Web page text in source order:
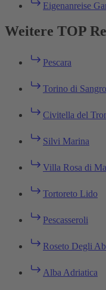
Eigenanreise
Weitere TOP
Pescara
Torino di
Civitella del
Silvi Marina
Villa Rosa di
Tortoreto Lido
Pescasseroli
Roseto Degli
Alba Adriatica